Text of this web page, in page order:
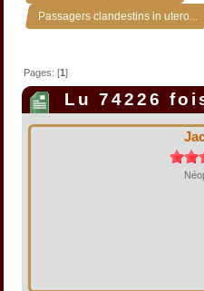
Passagers clandestins in utero...
Pages: [1]
Lu 74226